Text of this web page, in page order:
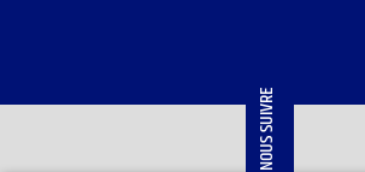
NOUS SUIVRE